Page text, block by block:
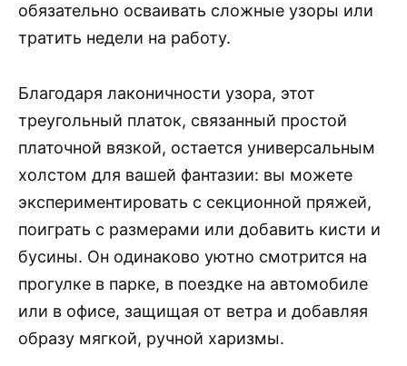
обязательно осваивать сложные узоры или
тратить недели на работу.
Благодаря лаконичности узора, этот
треугольный платок, связанный простой
платочной вязкой, остается универсальным
холстом для вашей фантазии: вы можете
экспериментировать с секционной пряжей,
поиграть с размерами или добавить кисти и
бусины. Он одинаково уютно смотрится на
прогулке в парке, в поездке на автомобиле
или в офисе, защищая от ветра и добавляя
образу мягкой, ручной харизмы.